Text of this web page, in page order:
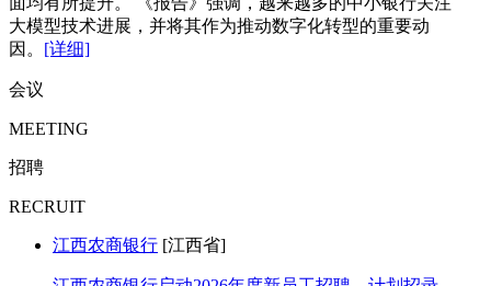
大模型技术进展，并将其作为推动数字化转型的重要动
因。 [详细]
会议
MEETING
招聘
RECRUIT
江西农商银行 [江西省]